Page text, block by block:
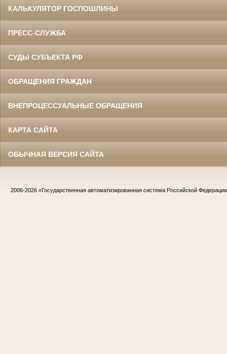
КАЛЬКУЛЯТОР ГОСПОШЛИНЫ
ПРЕСС-СЛУЖБА
СУДЫ СУБЪЕКТА РФ
ОБРАЩЕНИЯ ГРАЖДАН
ВНЕПРОЦЕССУАЛЬНЫЕ ОБРАЩЕНИЯ
КАРТА САЙТА
ОБЫЧНАЯ ВЕРСИЯ САЙТА
2006-2026 «Государственная автоматизированная система Российской